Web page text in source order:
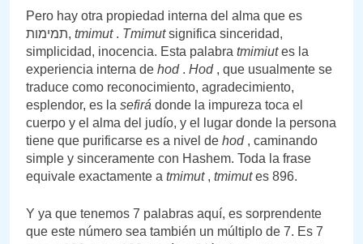
Pero hay otra propiedad interna del alma que es
תמימות, tmimut . Tmimutsignifica sinceridad,
simplicidad, inocencia. Esta palabra tmimiutes la
experiencia interna de hod . Hod , que usualmente se
traduce como reconocimiento, agradecimiento,
esplendor, es la sefirá donde la impureza toca el
cuerpo y el alma del judío, y el lugar donde la persona
tiene que purificarse es a nivel de hod , caminando
simple y sinceramente con Hashem. Toda la frase
equivale exactamente a tmimut , tmimutes 896.
Y ya que tenemos 7 palabras aquí, es sorprendente
que este número sea también un múltiplo de 7. Es 7